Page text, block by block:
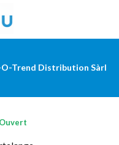
O-Trend Distribution Sàrl
Ouvert